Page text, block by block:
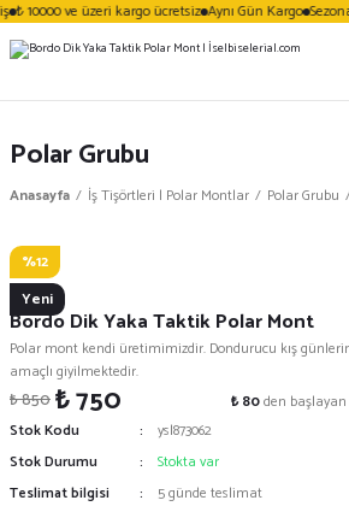
₺ 10000 ve üzeri kargo ücretsiz Aynı Gün Kargo
Polar Grubu
Anasayfa İş Tişörtleri | Polar Montlar Polar Grubu
%12
Yeni
Vezera
Bordo Dik Yaka Taktik Polar Mont
Polar mont kendi üretimimizdir. Dondurucu kış
amaçlı giyilmektedir.
₺ 850₺ 750 ₺ 80den
Stok Kodu
ysl873062
Stok Durumu
Stokta var
Teslimat bilgisi
5 günde teslimat